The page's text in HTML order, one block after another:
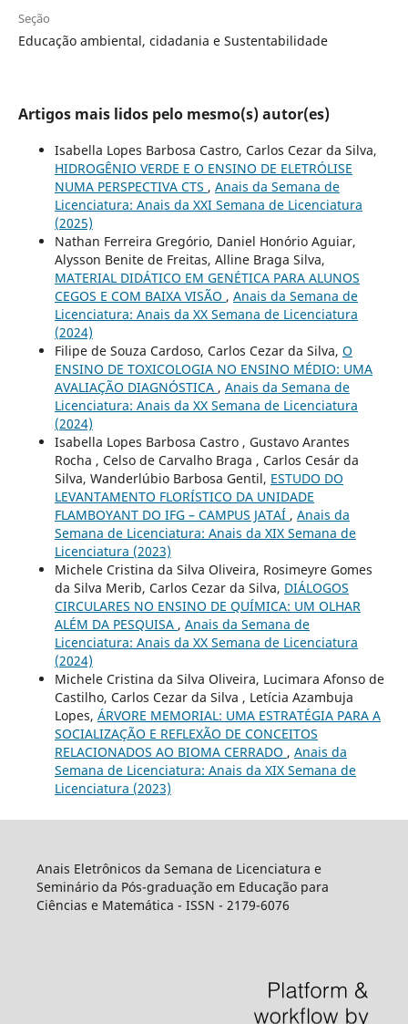
Seção
Educação ambiental, cidadania e Sustentabilidade
Artigos mais lidos pelo mesmo(s) autor(es)
Isabella Lopes Barbosa Castro, Carlos Cezar da Silva,
HIDROGÊNIO VERDE E O ENSINO DE ELETRÓLISE
NUMA PERSPECTIVA CTS , Anais da Semana de
Licenciatura: Anais da XXI Semana de Licenciatura
(2025)
Nathan Ferreira Gregório, Daniel Honório Aguiar,
Alysson Benite de Freitas, Alline Braga Silva,
MATERIAL DIDÁTICO EM GENÉTICA PARA ALUNOS
CEGOS E COM BAIXA VISÃO , Anais da Semana de
Licenciatura: Anais da XX Semana de Licenciatura
(2024)
Filipe de Souza Cardoso, Carlos Cezar da Silva, O
ENSINO DE TOXICOLOGIA NO ENSINO MÉDIO: UMA
AVALIAÇÃO DIAGNÓSTICA , Anais da Semana de
Licenciatura: Anais da XX Semana de Licenciatura
(2024)
Isabella Lopes Barbosa Castro , Gustavo Arantes
Rocha , Celso de Carvalho Braga , Carlos Cesár da
Silva, Wanderlúbio Barbosa Gentil, ESTUDO DO
LEVANTAMENTO FLORÍSTICO DA UNIDADE
FLAMBOYANT DO IFG – CAMPUS JATAÍ , Anais da
Semana de Licenciatura: Anais da XIX Semana de
Licenciatura (2023)
Michele Cristina da Silva Oliveira, Rosimeyre Gomes
da Silva Merib, Carlos Cezar da Silva, DIÁLOGOS
CIRCULARES NO ENSINO DE QUÍMICA: UM OLHAR
ALÉM DA PESQUISA , Anais da Semana de
Licenciatura: Anais da XX Semana de Licenciatura
(2024)
Michele Cristina da Silva Oliveira, Lucimara Afonso de
Castilho, Carlos Cezar da Silva , Letícia Azambuja
Lopes, ÁRVORE MEMORIAL: UMA ESTRATÉGIA PARA A
SOCIALIZAÇÃO E REFLEXÃO DE CONCEITOS
RELACIONADOS AO BIOMA CERRADO , Anais da
Semana de Licenciatura: Anais da XIX Semana de
Licenciatura (2023)
Anais Eletrônicos da Semana de Licenciatura e
Seminário da Pós-graduação em Educação para
Ciências e Matemática - ISSN - 2179-6076